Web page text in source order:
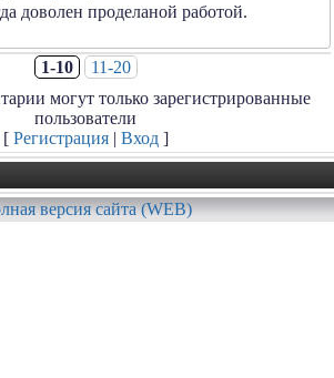
доволен проделаной работой.
1-10
11-20
могут только зарегистрированные
пользователи
[ Регистрация| Вход]
версия сайта (WEB)